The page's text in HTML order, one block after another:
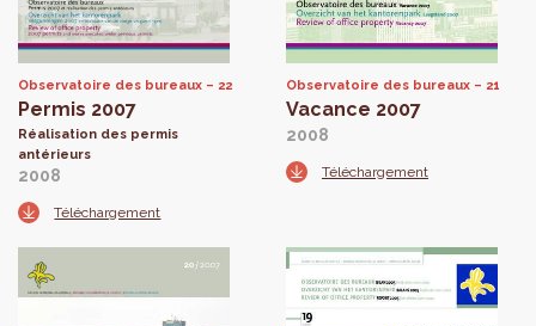
Observatoire des bureaux 22
Permis 2007
Réalisation des permis
antérieurs
2008
Téléchargement
Observatoire des bureaux 21
Vacance 2007
2008
Téléchargement